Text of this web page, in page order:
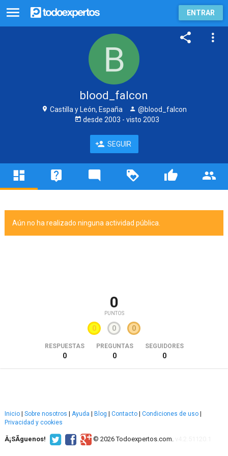
ENTRAR
blood_falcon
Castilla y León, España
@blood_falcon
desde 2003 - visto 2003
SEGUIR
Aún no ha realizado ninguna actividad pública.
0
PUNTOS
0 0 0
RESPUESTAS
0
PREGUNTAS
0
SEGUIDORES
0
Inicio Sobre nosotros Ayuda Blog Contacto Condiciones de uso
Privacidad y cookies
Â¡SÃ­guenos! © 2026 Todoexpertos.com.